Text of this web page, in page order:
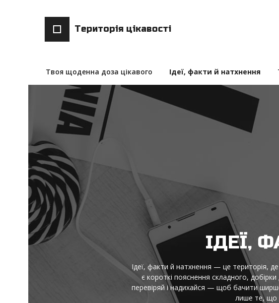
Територія цікавості
Твоя щоденна доза цікавого Ідеї, факти й натхнення
ІДЕЇ,
Ідеї, факти й натхнення — це територія,
є короткі пояснення складного,
перевіряй і надихайся — щоб бачити
лише те, що